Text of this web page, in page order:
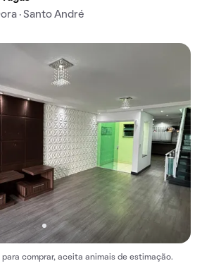
· Santo André
comprar, aceita animais de estimação.